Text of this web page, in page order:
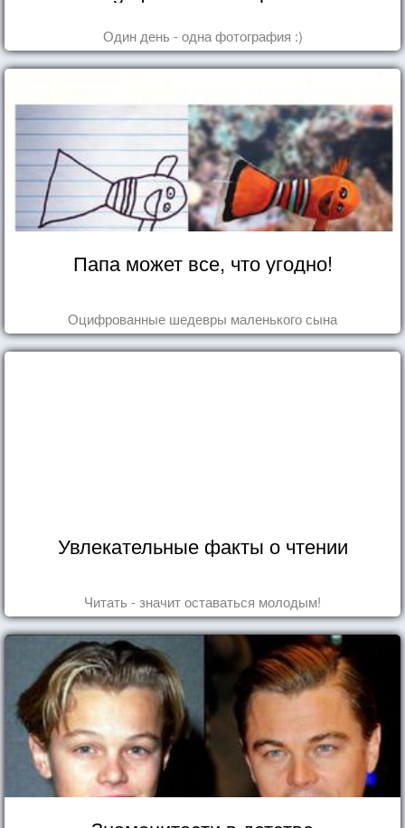
Один день - одна фотография :)
Папа может все, что угодно!
Оцифрованные шедевры маленького сына
Увлекательные факты о чтении
Читать - значит оставаться молодым!